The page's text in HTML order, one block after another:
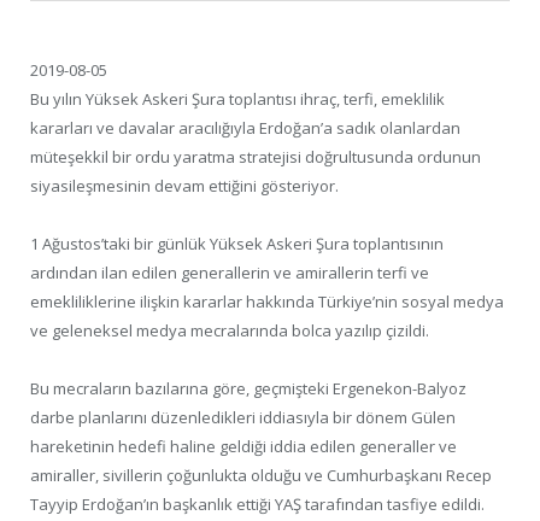
2019-08-05
Bu yılın Yüksek Askeri Şura toplantısı ihraç, terfi, emeklilik
kararları ve davalar aracılığıyla Erdoğan’a sadık olanlardan
müteşekkil bir ordu yaratma stratejisi doğrultusunda ordunun
siyasileşmesinin devam ettiğini gösteriyor.
1 Ağustos’taki bir günlük Yüksek Askeri Şura toplantısının
ardından ilan edilen generallerin ve amirallerin terfi ve
emekliliklerine ilişkin kararlar hakkında Türkiye’nin sosyal medya
ve geleneksel medya mecralarında bolca yazılıp çizildi.
Bu mecraların bazılarına göre, geçmişteki Ergenekon-Balyoz
darbe planlarını düzenledikleri iddiasıyla bir dönem Gülen
hareketinin hedefi haline geldiği iddia edilen generaller ve
amiraller, sivillerin çoğunlukta olduğu ve Cumhurbaşkanı Recep
Tayyip Erdoğan’ın başkanlık ettiği YAŞ tarafından tasfiye edildi.